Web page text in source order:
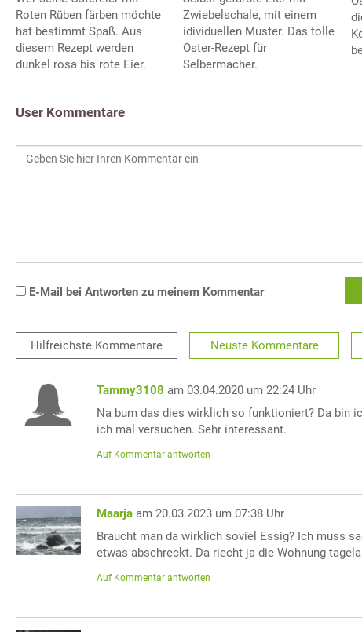
Roten Rüben färben möchte
hat bestimmt Spaß. Aus
diesem Rezept werden
dunkel rosa bis rote Eier.
Zwiebelschale, mit einem
idividuellen Muster. Das tolle
Oster-Rezept für
Selbermacher.
User Kommentare
E-Mail bei Antworten zu meinem Kommentar
Hilfreichste Kommentare Neuste Kommentare
Tammy3108 am 03.04.2020 um 22:24 Uhr
Na bum das dies wirklich so funktioniert? Da bin
ich mal versuchen. Sehr interessant.
Auf Kommentar antworten
Maarja am 20.03.2023 um 07:38 Uhr
Braucht man da wirklich soviel Essig? Ich muss
etwas abschreckt. Da riecht ja die Wohnung
Auf Kommentar antworten